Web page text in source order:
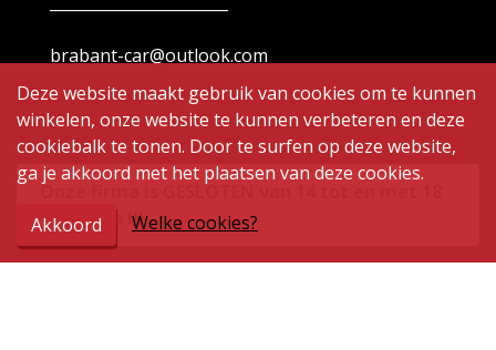
brabant-car@outlook.com
Onze firma is GESLOTEN van 14 tot en met 18
augustus !!!
Deze website maakt gebruik van cookies om te kunnen
winkelen, onze website te kunnen verbeteren en deze
cookiebalk te tonen. Door te surfen op deze website,
ga je akkoord met het plaatsen van deze cookies.
Akkoord Welke cookies?